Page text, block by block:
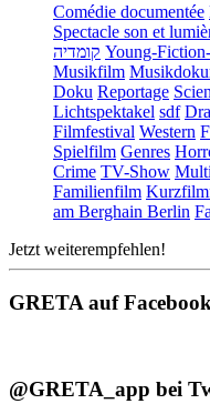
Comédie documentée
Spectacle son et
קומדיה Young-
Musikfilm
Doku Reportage
Lichtspektakel sdf
Filmfestival Western
Spielfilm Genres
Crime TV-Show
Familienfilm
am Berghain Berlin
Jetzt weiterempfehlen!
GRETA auf
@GRETA_app bei